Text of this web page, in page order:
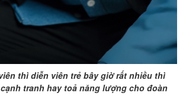
thì diễn viên trẻ bây giờ rất nhiều thì
tranh hay toả năng lượng cho đoàn